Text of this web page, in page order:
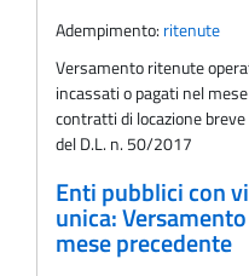
Adempimento: ritenute
Versamento ritenute
incassati o pagati nel
contratti di locazione
del D.L. n. 50/2017
Enti pubblici con
unica:
mese precedente